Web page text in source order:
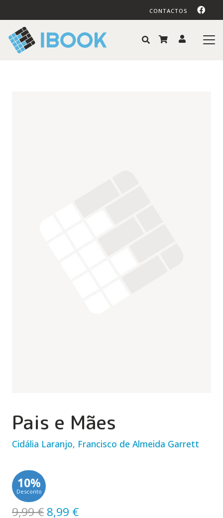
CONTACTOS
Pais e Mães
Cidália Laranjo, Francisco de Almeida Garrett
10%
Desconto
9,99€ O
8,99 €O